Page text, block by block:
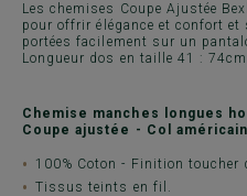
Les chemises Coupe Ajustée
pour offrir élégance et confort
portées facilement sur un
Longueur dos en taille 41 : 74cm
Chemise manches longues
Coupe ajustée - Col américain
100% Coton - Finition toucher
Tissus teints en fil.